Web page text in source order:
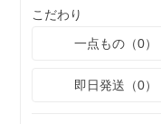
こだわり
一点もの（0）
即日発送（0）